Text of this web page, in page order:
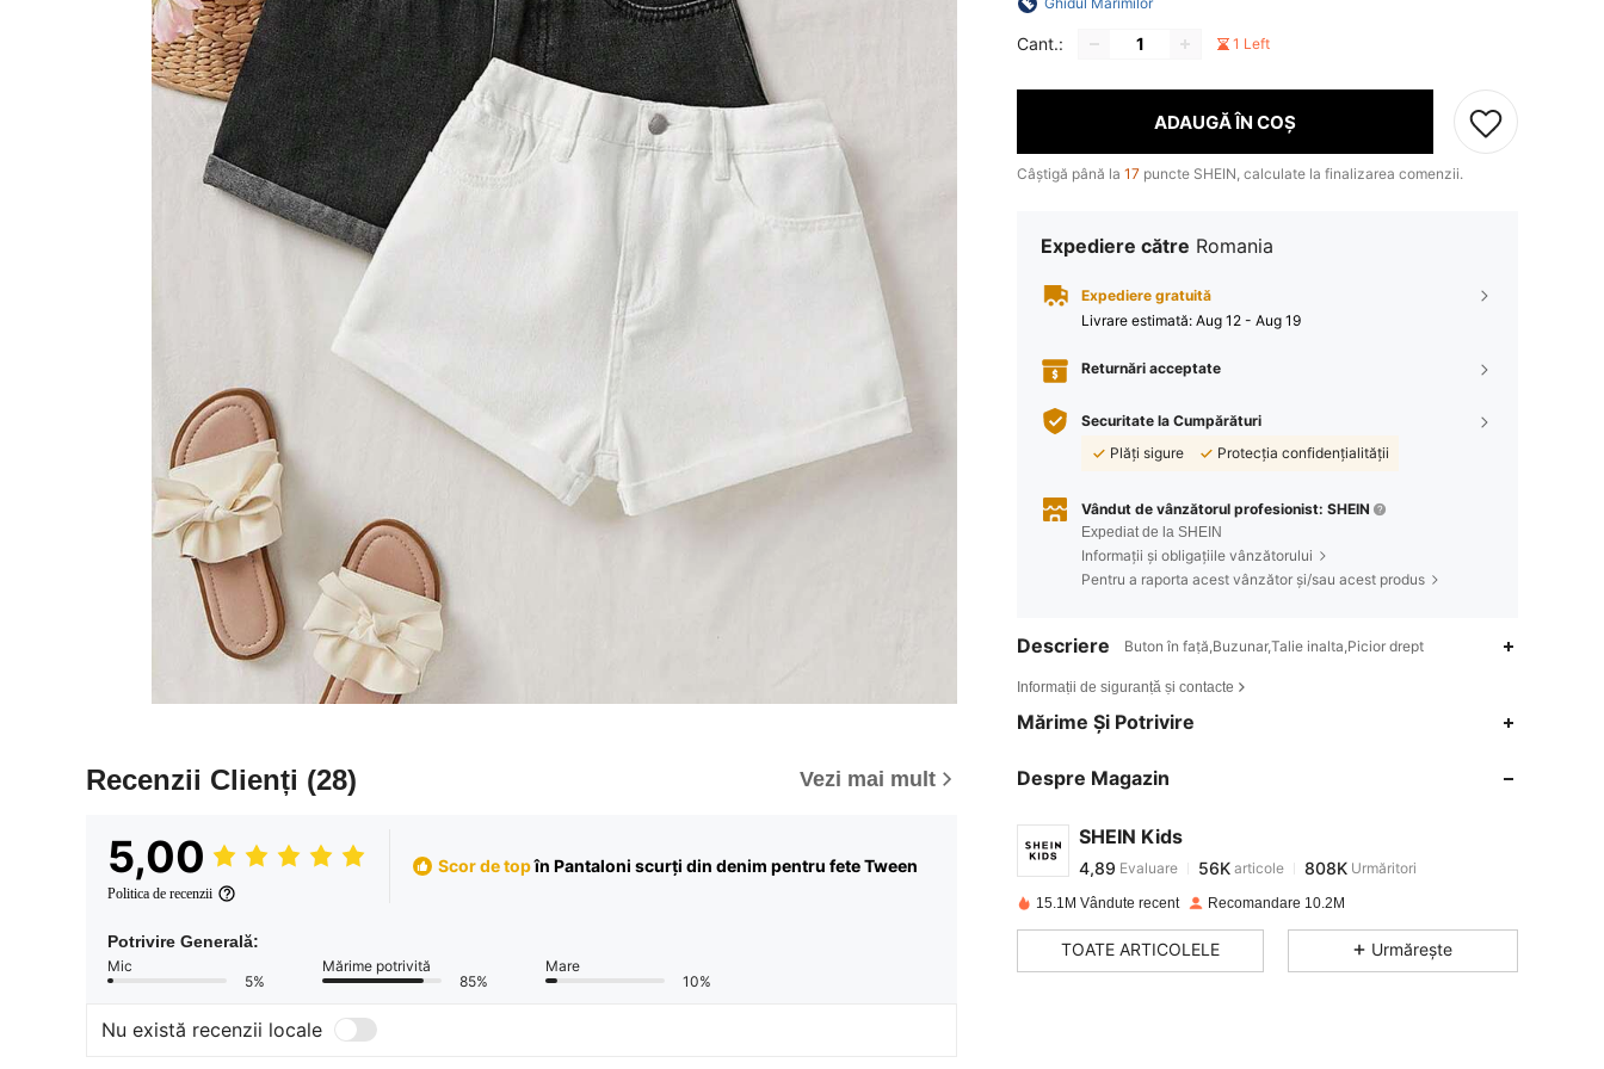
Recenzii Clienți (28) Vezi mai mult
5,00
Politica de recenzii
Scor de topîn Pantaloni scurți din denim pentru fete Tween
Potrivire Generală:
Mic
5%
Mărime potrivită
85%
Mare
10%
Nu există recenzii locale
Cant.: 1 Left
ADAUGĂ ÎN COȘ
Câștigă până la 17 puncte SHEIN, calculate la finalizarea comenzii.
Expediere către Romania
Expediere gratuită
Livrare estimată: Aug 12 - Aug 19
Returnări acceptate
Securitate la Cumpărături
Plăți sigure
Protecția confidențialității
Vândut de vânzătorul profesionist: SHEIN
Expediat de la SHEIN
Informații și obligațiile vânzătorului
Pentru a raporta acest vânzător și/sau acest produs
Descriere Buton în față,Buzunar,Talie inalta,Picior drept
Informații de siguranță și contacte
Mărime Și Potrivire
Despre Magazin
SHEIN Kids
4,89
4,89
4,89 Evaluare 56K articole 808K Urmăritori
h***sa plătitîn urmă cu 1 zi
4,89 56K 808K
15.1M Vândute recent Recomandare 10.2M
TOATE ARTICOLELE Urmărește